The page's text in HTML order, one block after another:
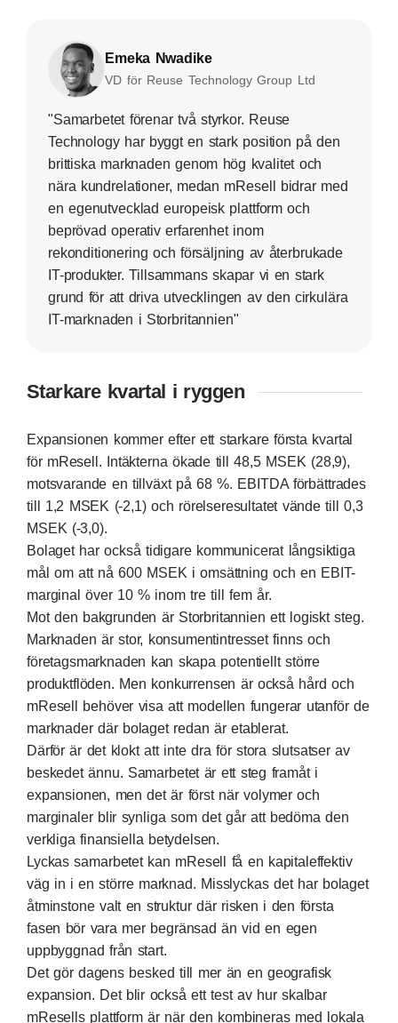
Emeka Nwadike
VD för Reuse Technology Group Ltd
"Samarbetet förenar två styrkor. Reuse
Technology har byggt en stark position på den
brittiska marknaden genom hög kvalitet och
nära kundrelationer, medan mResell bidrar med
en egenutvecklad europeisk plattform och
beprövad operativ erfarenhet inom
rekonditionering och försäljning av återbrukade
IT-produkter. Tillsammans skapar vi en stark
grund för att driva utvecklingen av den cirkulära
IT-marknaden i Storbritannien"
Starkare kvartal i ryggen
Expansionen kommer efter ett starkare första kvartal
för mResell. Intäkterna ökade till 48,5 MSEK (28,9),
motsvarande en tillväxt på 68 %. EBITDA förbättrades
till 1,2 MSEK (-2,1) och rörelseresultatet vände till 0,3
MSEK (-3,0).
Bolaget har också tidigare kommunicerat långsiktiga
mål om att nå 600 MSEK i omsättning och en EBIT-
marginal över 10 % inom tre till fem år.
Mot den bakgrunden är Storbritannien ett logiskt steg.
Marknaden är stor, konsumentintresset finns och
företagsmarknaden kan skapa potentiellt större
produktflöden. Men konkurrensen är också hård och
mResell behöver visa att modellen fungerar utanför de
marknader där bolaget redan är etablerat.
Därför är det klokt att inte dra för stora slutsatser av
beskedet ännu. Samarbetet är ett steg framåt i
expansionen, men det är först när volymer och
marginaler blir synliga som det går att bedöma den
verkliga finansiella betydelsen.
Lyckas samarbetet kan mResell få en kapitaleffektiv
väg in i en större marknad. Misslyckas det har bolaget
åtminstone valt en struktur där risken i den första
fasen bör vara mer begränsad än vid en egen
uppbyggnad från start.
Det gör dagens besked till mer än en geografisk
expansion. Det blir också ett test av hur skalbar
mResells plattform är när den kombineras med lokala